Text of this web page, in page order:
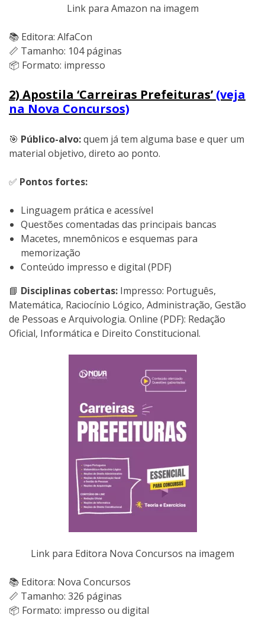
Link para Amazon na imagem
📚 Editora: AlfaCon
📏 Tamanho: 104 páginas
📦 Formato: impresso
2) Apostila ‘Carreiras Prefeituras’ (veja
na Nova Concursos)
🎯 Público-alvo:quem já tem alguma base e quer um
material objetivo, direto ao ponto.
✅ Pontos fortes:
Linguagem prática e acessível
Questões comentadas das principais bancas
Macetes, mnemônicos e esquemas para
memorização
Conteúdo impresso e digital (PDF)
📘 Disciplinas cobertas: Impresso: Português,
Matemática, Raciocínio Lógico, Administração, Gestão
de Pessoas e Arquivologia. Online (PDF): Redação
Oficial, Informática e Direito Constitucional.
Link para Editora Nova Concursos na imagem
📚 Editora: Nova Concursos
📏 Tamanho: 326 páginas
📦 Formato: impresso ou digital